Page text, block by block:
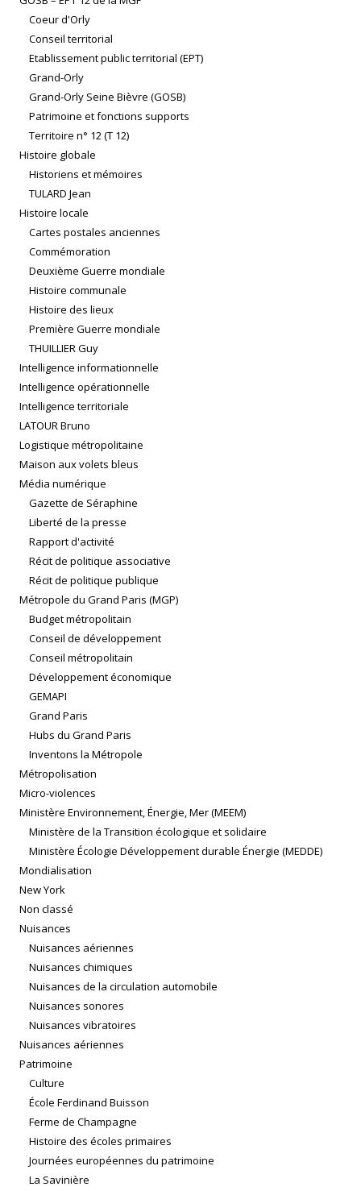
Coeur d'Orly
Conseil territorial
Etablissement public territorial (EPT)
Grand-Orly
Grand-Orly Seine Bièvre (GOSB)
Patrimoine et fonctions supports
Territoire n° 12 (T 12)
Histoire globale
Historiens et mémoires
TULARD Jean
Histoire locale
Cartes postales anciennes
Commémoration
Deuxième Guerre mondiale
Histoire communale
Histoire des lieux
Première Guerre mondiale
THUILLIER Guy
Intelligence informationnelle
Intelligence opérationnelle
Intelligence territoriale
LATOUR Bruno
Logistique métropolitaine
Maison aux volets bleus
Média numérique
Gazette de Séraphine
Liberté de la presse
Rapport d'activité
Récit de politique associative
Récit de politique publique
Métropole du Grand Paris (MGP)
Budget métropolitain
Conseil de développement
Conseil métropolitain
Développement économique
GEMAPI
Grand Paris
Hubs du Grand Paris
Inventons la Métropole
Métropolisation
Micro-violences
Ministère Environnement, Énergie, Mer (MEEM)
Ministère de la Transition écologique et solidaire
Ministère Écologie Développement durable Énergie (MEDDE)
Mondialisation
New York
Non classé
Nuisances
Nuisances aériennes
Nuisances chimiques
Nuisances de la circulation automobile
Nuisances sonores
Nuisances vibratoires
Nuisances aériennes
Patrimoine
Culture
École Ferdinand Buisson
Ferme de Champagne
Histoire des écoles primaires
Journées européennes du patrimoine
La Savinière